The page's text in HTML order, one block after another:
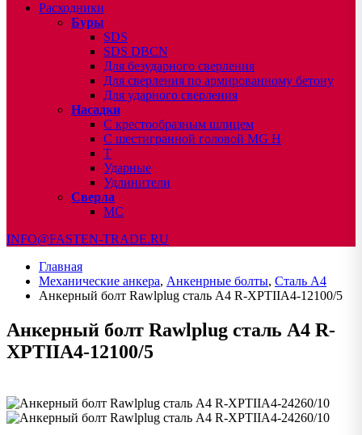
Расходники
Буры
SDS
SDS DBCN
Для безударного сверления
Для сверления по армированному бетону
Для ударного сверления
Насадки
С крестообразным шлицем
С шестигранной головой MG H
T
Ударные
Удлинители
Сверла
МС
INFO@FASTEN-TRADE.RU
Главная
Механические анкера, Анкенрные болты, Сталь А4
Анкерный болт Rawlplug сталь А4 R-XPTIIA4-12100/5
Анкерный болт Rawlplug сталь А4 R-
XPTIIA4-12100/5